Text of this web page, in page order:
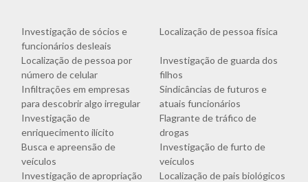
Investigação de sócios e
funcionários desleais
Localização de pessoa física
Localização de pessoa por
número de celular
Investigação de guarda dos
filhos
Infiltrações em empresas
para descobrir algo irregular
Sindicâncias de futuros e
atuais funcionários
Investigação de
enriquecimento ilícito
Flagrante de tráfico de
drogas
Busca e apreensão de
veículos
Investigação de furto de
veículos
Investigação de apropriação
Localização de pais biológicos